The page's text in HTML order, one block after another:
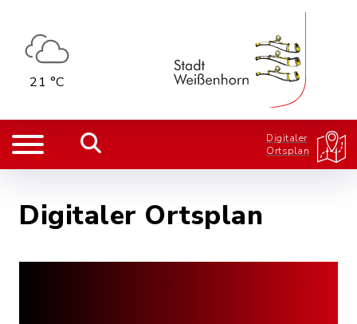
21 °C
Digitaler
Ortsplan
Digitaler Ortsplan